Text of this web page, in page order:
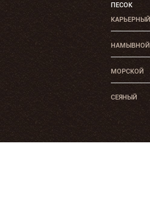
ПЕСОК
КАРЬЕРНЫЙ
НАМЫВНОЙ
МОРСКОЙ
СЕЯНЫЙ